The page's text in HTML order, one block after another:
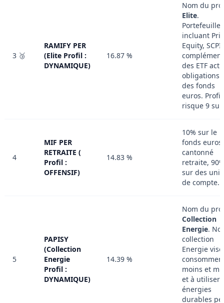
3 🥉
RAMIFY PER
(Elite Profil :
DYNAMIQUE)
16.87 %
Nom du
Elite.
Portefeuille
incluant
Equity,
complément
des ETF
obligations
des fonds
euros. Profil
risque 9 sur
4
MIF PER
RETRAITE (
Profil :
OFFENSIF)
14.83 %
10% sur le
fonds euros
cantonné
retraite,
sur des
de compte.
5
PAPISY
(Collection
Energie
Profil :
DYNAMIQUE)
14.39 %
Nom du
Collection
Energie.
collection
Energie
consommer
moins et
et à utiliser
énergies
durables